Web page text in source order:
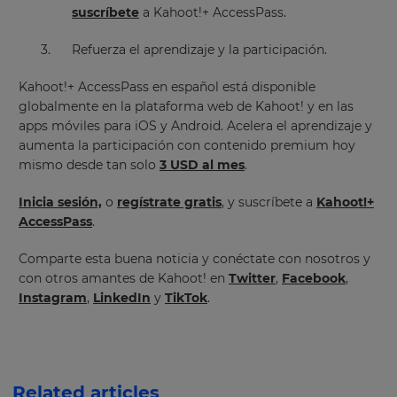
suscríbete a Kahoot!+ AccessPass.
Refuerza el aprendizaje y la participación.
Kahoot!+ AccessPass en español está disponible
globalmente en la plataforma web de Kahoot! y en las
apps móviles para iOS y Android. Acelera el aprendizaje y
aumenta la participación con contenido premium hoy
mismo desde tan solo 3 USD al mes.
Inicia sesión, o regístrate gratis, y suscríbete a Kahoot!+
AccessPass.
Comparte esta buena noticia y conéctate con nosotros y
con otros amantes de Kahoot! en Twitter, Facebook,
Instagram, LinkedIn y TikTok.
Related articles
Update
settings.
your
language,
region
and
currency.
will
set
country